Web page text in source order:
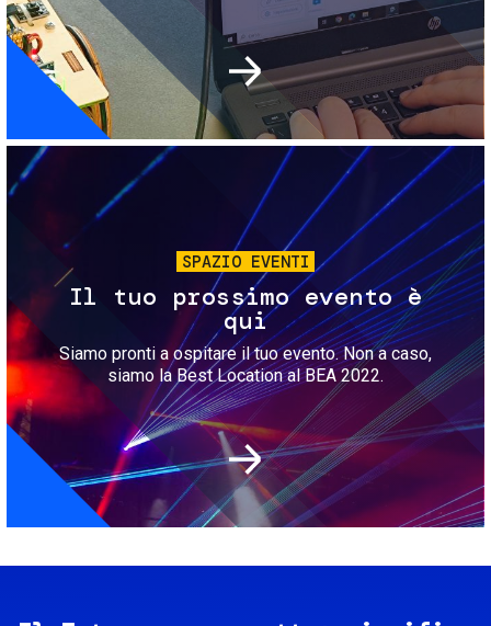
Immagine
SPAZIO EVENTI
Il tuo prossimo evento è
qui
Siamo pronti a ospitare il tuo evento. Non a caso,
siamo la Best Location al BEA 2022.